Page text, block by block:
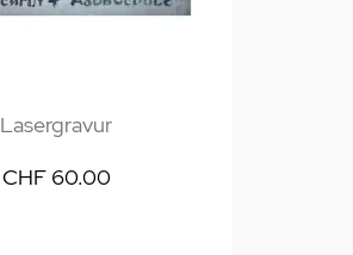
Lasergravur
CHF 60.00